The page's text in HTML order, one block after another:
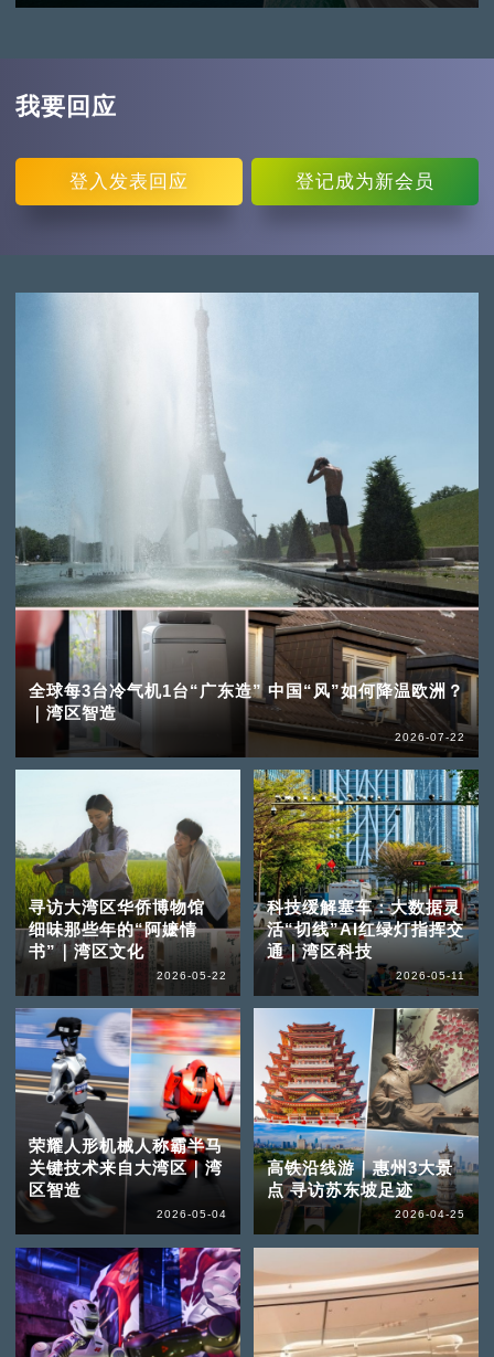
我要回应
登入 发表回应 登记成为新会员
全球每3台冷气机1台“广东造” 中国“风”如何降温欧洲？
｜湾区智造
2026-07-22
寻访大湾区华侨博物馆
细味那些年的“阿嬷情
书”｜湾区文化
2026-05-22
科技缓解塞车：大数据灵
活“切线”AI红绿灯指挥交
通｜湾区科技
2026-05-11
荣耀人形机械人称霸半马
关键技术来自大湾区｜湾
区智造
2026-05-04
高铁沿线游｜惠州3大景
点 寻访苏东坡足迹
2026-04-25